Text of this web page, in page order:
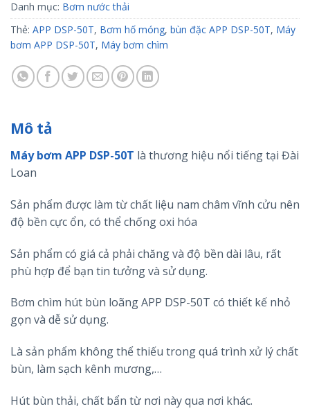
Danh mục: Bơm nước thải
Thẻ: APP DSP-50T, Bơm hố móng, bùn đặc APP DSP-50T, Máy
bơm APP DSP-50T, Máy bơm chìm
Mô tả
Máy bơm APP DSP-50T là thương hiệu nổi tiếng tại Đài
Loan
Sản phẩm được làm từ chất liệu nam châm vĩnh cửu nên
độ bền cực ổn, có thể chống oxi hóa
Sản phẩm có giá cả phải chăng và độ bền dài lâu, rất
phù hợp để bạn tin tưởng và sử dụng.
Bơm chìm hút bùn loãng APP DSP-50T có thiết kế nhỏ
gọn và dễ sử dụng.
Là sản phẩm không thể thiếu trong quá trình xử lý chất
bùn, làm sạch kênh mương,…
Hút bùn thải, chất bẩn từ nơi này qua nơi khác.